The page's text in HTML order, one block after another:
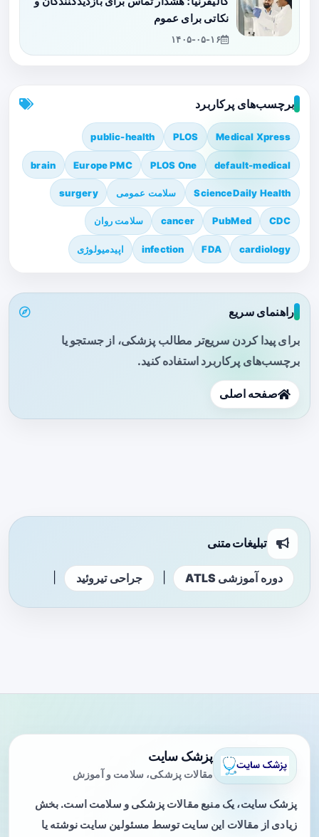
نکاتی برای عموم
۱۴۰۵-۰۵-۱۶
برچسب‌های پرکاربرد
Medical Xpress
PLOS
public-health
default-medical
PLOS One
Europe PMC
brain
ScienceDaily Health سلامت عمومی surgery
CDC
PubMed
cancer سلامت روان
cardiology
FDA
infection اپیدمیولوژی
راهنمای سریع
برای پیدا کردن سریع‌تر مطالب پزشکی، از جستجو یا
برچسب‌های پرکاربرد استفاده کنید.
صفحه اصلی
تبلیغات متنی
دوره آموزشی ATLS جراحی تیروئید
پزشک سایت
مقالات پزشکی، سلامت و آموزش
پزشک سایت، یک منبع مقالات پزشکی و سلامت است. بخش
زیادی از مقالات این سایت توسط مسئولین سایت نوشته یا